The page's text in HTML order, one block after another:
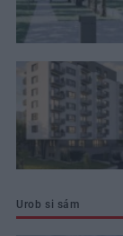
Urob si sám